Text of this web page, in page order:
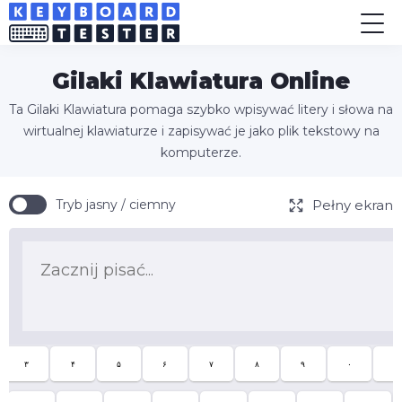
Gilaki Klawiatura Online
Ta Gilaki Klawiatura pomaga szybko wpisywać litery i słowa na
wirtualnej klawiaturze i zapisywać je jako plik tekstowy na
komputerze.
Tryb jasny / ciemny Pełny ekran
۳ ۴ ۵ ۶ ۷ ۸ ۹ ۰